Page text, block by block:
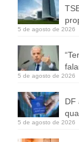
5 de agosto de 2026
5 de agosto de 2026
DF
5 de agosto de 2026